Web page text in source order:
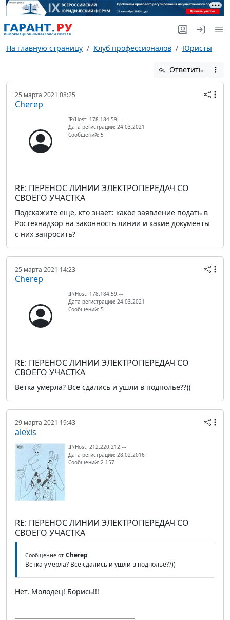
На главную страницу Клуб профессионалов Юристы
Ответить
25 марта 2021 08:25
Cherep
IP/Host: 178.184.59.---
Дата регистрации: 24.03.2021
Сообщений: 5
RE: ПЕРЕНОС ЛИНИИ ЭЛЕКТРОПЕРЕДАЧ СО
СВОЕГО УЧАСТКА
Подскажите ещё, кто знает: какое заявление подать в
Ростехнадзор на законность линии и какие документы
с них запросить?
25 марта 2021 14:23
Cherep
IP/Host: 178.184.59.---
Дата регистрации: 24.03.2021
Сообщений: 5
RE: ПЕРЕНОС ЛИНИИ ЭЛЕКТРОПЕРЕДАЧ СО
СВОЕГО УЧАСТКА
Ветка умерла? Все сдались и ушли в подполье??))
29 марта 2021 19:43
alexis
IP/Host: 212.220.212.---
Дата регистрации: 28.02.2016
Сообщений: 2 157
RE: ПЕРЕНОС ЛИНИИ ЭЛЕКТРОПЕРЕДАЧ СО
СВОЕГО УЧАСТКА
Сообщение от Cherep
Ветка умерла? Все сдались и ушли в подполье??))
Нет. Молодец! Борись!!!